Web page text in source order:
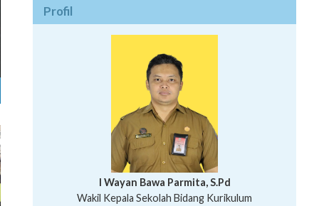
Profil
I Wayan Bawa Parmita, S.Pd
Wakil Kepala Sekolah Bidang Kurikulum
I Wayan Gede Aditya Pratita, S.Pd., M.Sn
Ni Wayan Nopi Sutantri, S.Pd.